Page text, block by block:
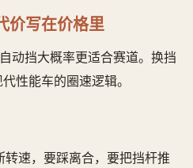
价写在价格里
动挡大概率更适合赛道。换挡
性能车的圈速逻辑。
速，要踩离合，要把挡杆推